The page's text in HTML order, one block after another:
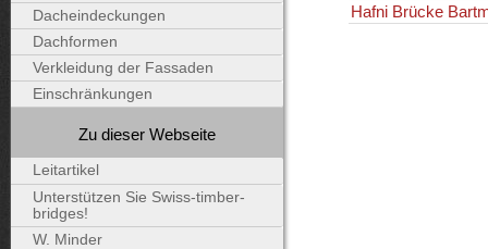
Hafni Brücke
Dacheindeckungen
Dachformen
Verkleidung der Fassaden
Einschränkungen
Zu dieser Webseite
Leitartikel
Unterstützen Sie Swiss-timber-
bridges!
W. Minder